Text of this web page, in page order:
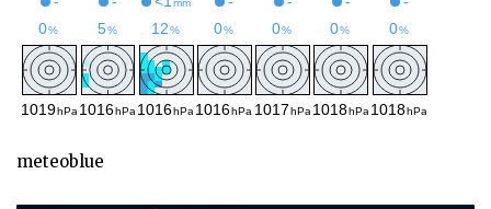
meteoblue